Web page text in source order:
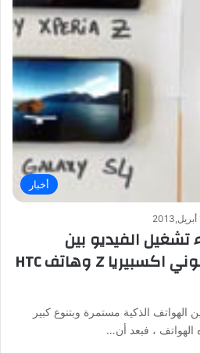
أخبار
تشغيل الفيديو بين
الجالكسي اس 4 وسوني اكسبيريا Z وهاتف HTC
الهواتف الذكية مستمرة وبتنوع كبير
، فبعد أن…